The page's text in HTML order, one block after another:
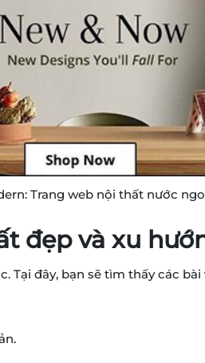
Trang web nội thất nước
đẹp và xu
đây, bạn sẽ tìm thấy các